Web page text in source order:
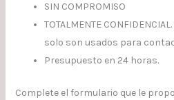
SIN COMPROMISO
TOTALMENTE
solo son usados para
Presupuesto en 24 horas.
Complete el formulario que le